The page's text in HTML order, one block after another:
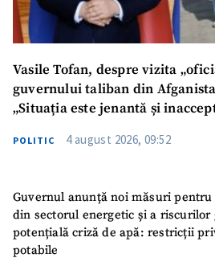
Vasile Tofan, despre vizita
guvernului taliban din
„Situația este jenantă și
POLITIC 4 august 2026, 09:52
Guvernul anunță noi măsuri
din sectorul energetic și a riscurilor
potențială criză de apă: restricții
potabile